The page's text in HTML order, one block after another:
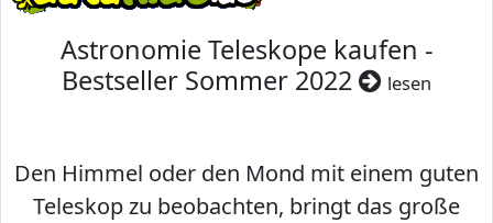
Astronomie Teleskope kaufen -
Bestseller Sommer 2022
lesen
Den Himmel oder den Mond mit einem guten
Teleskop zu beobachten, bringt das große